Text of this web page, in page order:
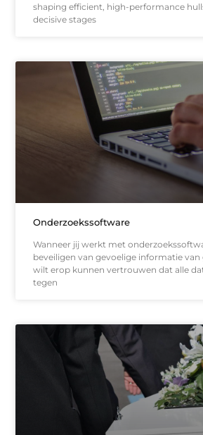
shaping efficient, high-performance
decisive stages
Onderzoekssoftware
Wanneer jij werkt met
beveiligen van gevoelige informatie van
wilt erop kunnen vertrouwen dat alle
tegen